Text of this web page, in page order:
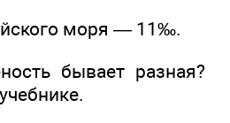
моря — 11‰.
бывает разная?